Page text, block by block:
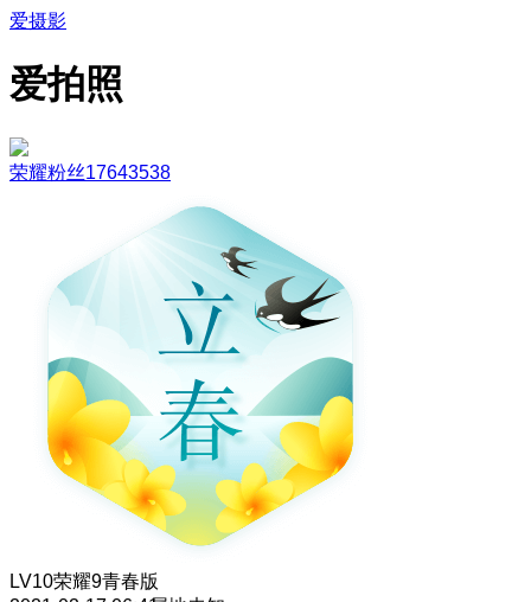
爱摄影
爱拍照
荣耀粉丝17643538
LV10荣耀9青春版